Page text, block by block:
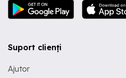
Suport clienți
Ajutor